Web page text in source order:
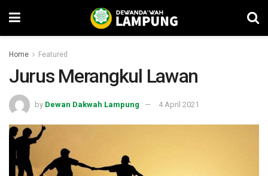
Home Featured
Jurus Merangkul Lawan
by Dewan Dakwah Lampung 4 April 2021